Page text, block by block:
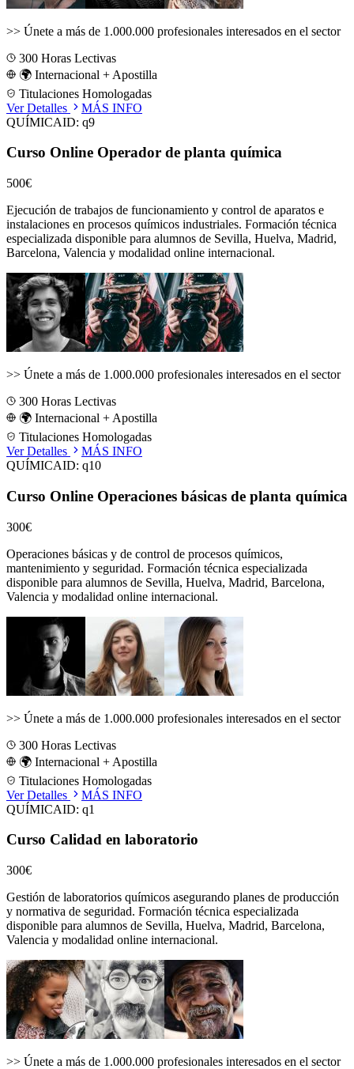
>> Únete a más de 1.000.000 profesionales interesados en el sector
300 Horas Lectivas
🌍 Internacional + Apostilla
Titulaciones Homologadas
Ver Detalles
MÁS INFO
QUÍMICAID: q9
Curso Online Operador de planta química
500€
Ejecución de trabajos de funcionamiento y control de aparatos e
instalaciones en procesos químicos industriales. Formación técnica
especializada disponible para alumnos de Sevilla, Huelva, Madrid,
Barcelona, Valencia y modalidad online internacional.
>> Únete a más de 1.000.000 profesionales interesados en el sector
300 Horas Lectivas
🌍 Internacional + Apostilla
Titulaciones Homologadas
Ver Detalles
MÁS INFO
QUÍMICAID: q10
Curso Online Operaciones básicas de planta química
300€
Operaciones básicas y de control de procesos químicos,
mantenimiento y seguridad. Formación técnica especializada
disponible para alumnos de Sevilla, Huelva, Madrid, Barcelona,
Valencia y modalidad online internacional.
>> Únete a más de 1.000.000 profesionales interesados en el sector
300 Horas Lectivas
🌍 Internacional + Apostilla
Titulaciones Homologadas
Ver Detalles
MÁS INFO
QUÍMICAID: q1
Curso Calidad en laboratorio
300€
Gestión de laboratorios químicos asegurando planes de producción
y normativa de seguridad. Formación técnica especializada
disponible para alumnos de Sevilla, Huelva, Madrid, Barcelona,
Valencia y modalidad online internacional.
>> Únete a más de 1.000.000 profesionales interesados en el sector